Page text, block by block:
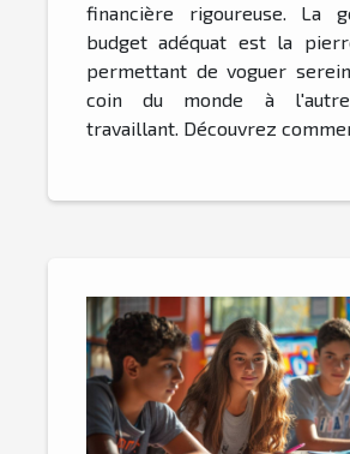
financière rigoureuse. La
budget adéquat est la
permettant de voguer
coin du monde à
travaillant. Découvrez